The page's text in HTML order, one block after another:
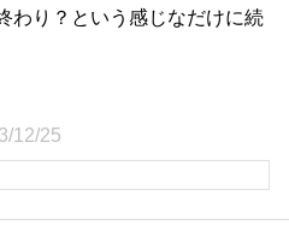
わり？という感じなだけに続
12/25